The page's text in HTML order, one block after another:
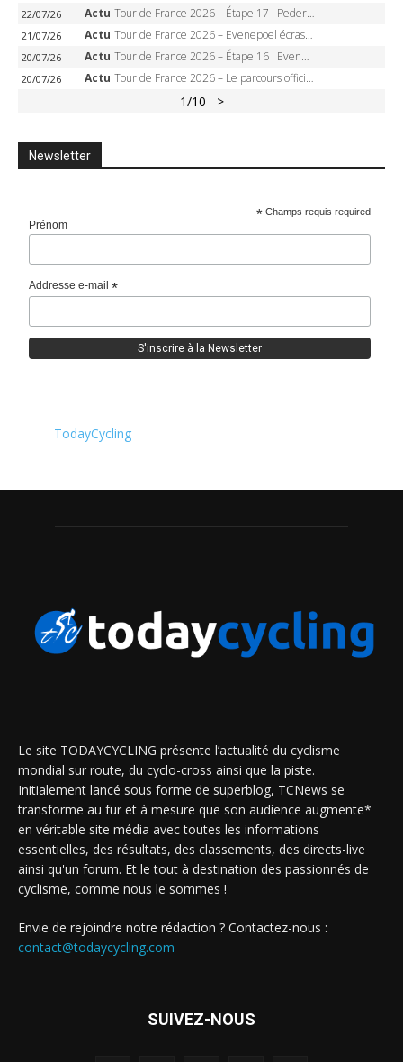
22/07/26 Actu Tour de France 2026 – Étape 17 : Pedersen peut-il verrouiller le maillot vert à Voiron ?
21/07/26 Actu Tour de France 2026 – Evenepoel écrase le chrono d’Évian, Seixas 4e, Lipowitz abandonne
20/07/26 Actu Tour de France 2026 – Étape 16 : Evenepoel, Pogacar, Ganna… qui domptera le chrono d’Évian pour redessiner le podium ?
20/07/26 Actu Tour de France 2026 – Le parcours officiel complet : 21 étapes, profils, carte et dates
1/10 >
Newsletter
* Champs requis required
Prénom
Addresse e-mail*
TodayCycling
Le site TODAYCYCLING présente l’actualité du cyclisme
mondial sur route, du cyclo-cross ainsi que la piste.
Initialement lancé sous forme de superblog, TCNews se
transforme au fur et à mesure que son audience augmente*
en véritable site média avec toutes les informations
essentielles, des résultats, des classements, des directs-live
ainsi qu'un forum. Et le tout à destination des passionnés de
cyclisme, comme nous le sommes !
Envie de rejoindre notre rédaction ? Contactez-nous :
contact@todaycycling.com
SUIVEZ-NOUS